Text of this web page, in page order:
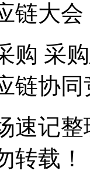
链大会
购 采
链协
速记
转载！